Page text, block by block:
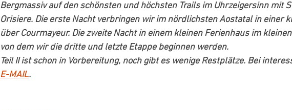
Bergmassiv auf den schönsten und höchsten Trails im Uhrzeigersinn mit
Orisiere. Die erste Nacht verbringen wir im nördlichsten Aostatal in einer
über Courmayeur. Die zweite Nacht in einem kleinen Ferienhaus im
von dem wir die dritte und letzte Etappe beginnen werden.
Teil II ist schon in Vorbereitung, noch gibt es wenige Restplätze. Bei
E-MAIL.